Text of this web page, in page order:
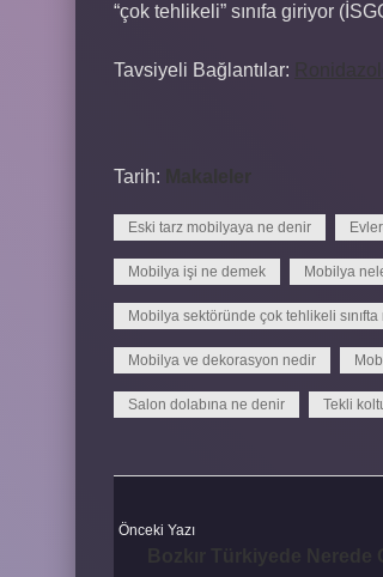
“çok tehlikeli” sınıfa giriyor
Tavsiyeli Bağlantılar:
Tarih: Makaleler
Eski tarz mobilyaya ne denir
Mobilya işi ne demek Mobilya
Mobilya sektöründe çok tehlikeli sınıfta
Mobilya ve dekorasyon nedir
Salon dolabına ne denir Tekli
Önceki Yazı